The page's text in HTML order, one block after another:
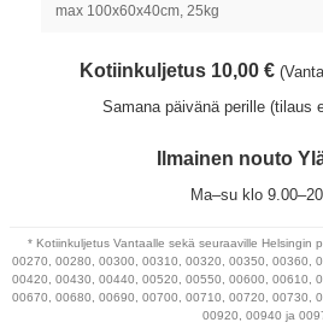
max 100x60x40cm, 25kg
Kotiinkuljetus 10,00 €
Samana päivänä perille (tilaus
Ilmainen nouto
Ma–su klo
* Kotiinkuljetus Vantaalle sekä seuraaville Helsingin
00270, 00280, 00300, 00310, 00320, 00350, 00360,
00420, 00430, 00440, 00520, 00550, 00600, 00610,
00670, 00680, 00690, 00700, 00710, 00720, 00730,
00920, 00940 ja